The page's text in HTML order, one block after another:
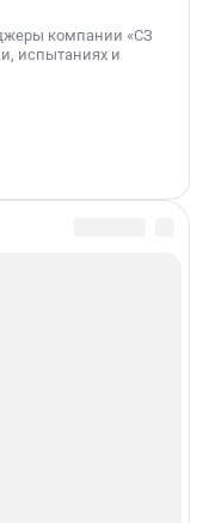
компании «СЗ
испытаниях и